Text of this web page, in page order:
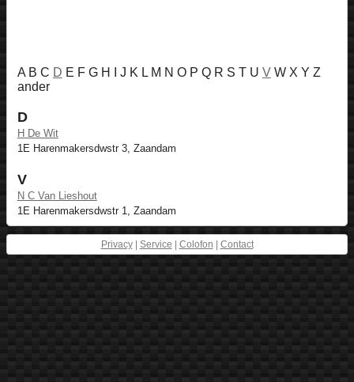
A B C D E F G H I J K L M N O P Q R S T U V W X Y Z
ander
D
H De Wit
1E Harenmakersdwstr 3, Zaandam
V
N C Van Lieshout
1E Harenmakersdwstr 1, Zaandam
Privacy| Service Colofon Contact